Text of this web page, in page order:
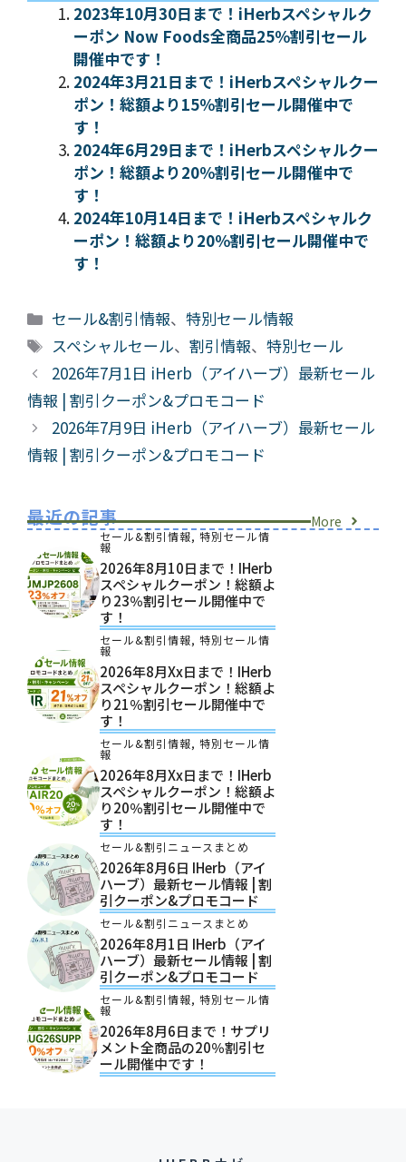
2023年10月30日まで！iHerbスペシャルク
ーポン Now Foods全商品25％割引セール
開催中です！
2024年3月21日まで！iHerbスペシャルクー
ポン！総額より15％割引セール開催中で
す！
2024年6月29日まで！iHerbスペシャルクー
ポン！総額より20％割引セール開催中で
す！
2024年10月14日まで！iHerbスペシャルク
ーポン！総額より20％割引セール開催中で
す！
カ
テ
ゴ
リ
ー
セール&割引情報、特別セール情報
タ
グ
スペシャルセール、割引情報、特別セール
2026年7月1日 iHerb（アイハーブ）最新セール
情報 | 割引クーポン&プロモコード
2026年7月9日 iHerb（アイハーブ）最新セール
情報 | 割引クーポン&プロモコード
最近の記事 More
セール&割引情報, 特別セール情
報
2026年8月10日まで！iHerb
スペシャルクーポン！総額よ
り23％割引セール開催中で
す！
セール&割引情報, 特別セール情
報
2026年8月xx日まで！iHerb
スペシャルクーポン！総額よ
り21％割引セール開催中で
す！
セール&割引情報, 特別セール情
報
2026年8月xx日まで！iHerb
スペシャルクーポン！総額よ
り20％割引セール開催中で
す！
セール&割引ニュースまとめ
2026年8月6日 IHerb（アイ
ハーブ）最新セール情報 | 割
引クーポン&プロモコード
セール&割引ニュースまとめ
2026年8月1日 IHerb（アイ
ハーブ）最新セール情報 | 割
引クーポン&プロモコード
セール&割引情報, 特別セール情
報
2026年8月6日まで！サプリ
メント全商品の20％割引セ
ール開催中です！